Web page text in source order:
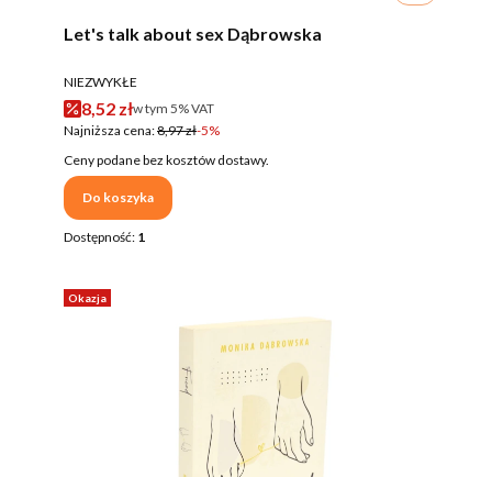
Let's talk about sex Dąbrowska
PRODUCENT
NIEZWYKŁE
Cena promocyjna brutto
8,52 złw tym %s VAT
w tym 5%VAT
Najniższa cena:8,97 zł-5%
Ceny podane bez kosztów dostawy.
Do koszyka
Dostępność: 1
Okazja